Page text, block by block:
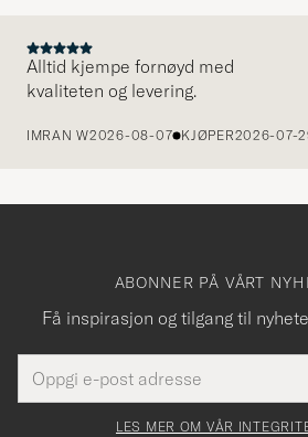
Alltid kjempe fornøyd med
kvaliteten og levering.
IMRAN W2026-08-07 KJØPER2026-07-
ABONNER PÅ VÅRT
Få inspirasjon og tilgang til
postadresse
felt
Tack
för
LES MER OM VÅR